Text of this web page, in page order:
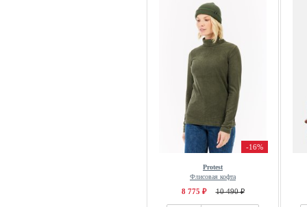
-16%
Protest
Флисовая кофта
8 775 ₽ 10 490 ₽